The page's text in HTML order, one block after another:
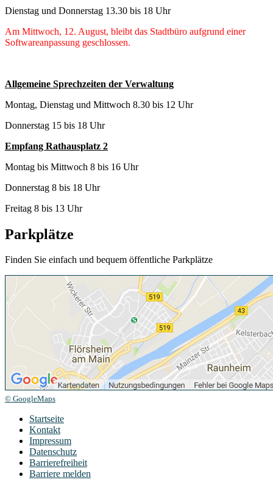
Dienstag und Donnerstag 13.30 bis 18 Uhr
Am Mittwoch, 12. August, bleibt das Stadtbüro aufgrund einer
Softwareanpassung geschlossen.
Allgemeine Sprechzeiten der Verwaltung
Montag, Dienstag und Mittwoch 8.30 bis 12 Uhr
Donnerstag 15 bis 18 Uhr
Empfang Rathausplatz 2
Montag bis Mittwoch 8 bis 16 Uhr
Donnerstag 8 bis 18 Uhr
Freitag 8 bis 13 Uhr
Parkplätze
Finden Sie einfach und bequem öffentliche Parkplätze
© GoogleMaps
Startseite
Kontakt
Impressum
Datenschutz
Barrierefreiheit
Barriere melden